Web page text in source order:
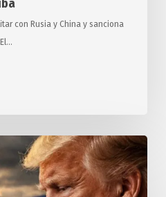
con Rusia y China y sanciona